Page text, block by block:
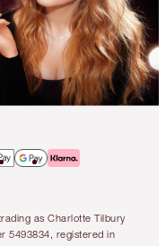
as Charlotte Tilbury
5493834, registered in